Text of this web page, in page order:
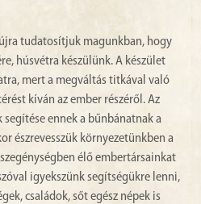
tudatosítjuk magunkban, hogy
húsvétra készülünk. A készület
mert a megváltás titkával való
kíván az ember részéről. Az
ennek a bűnbánatnak a
észrevesszük környezetünkben a
élő embertársainkat
igyekszünk segítségükre lenni,
családok, sőt egész népek is